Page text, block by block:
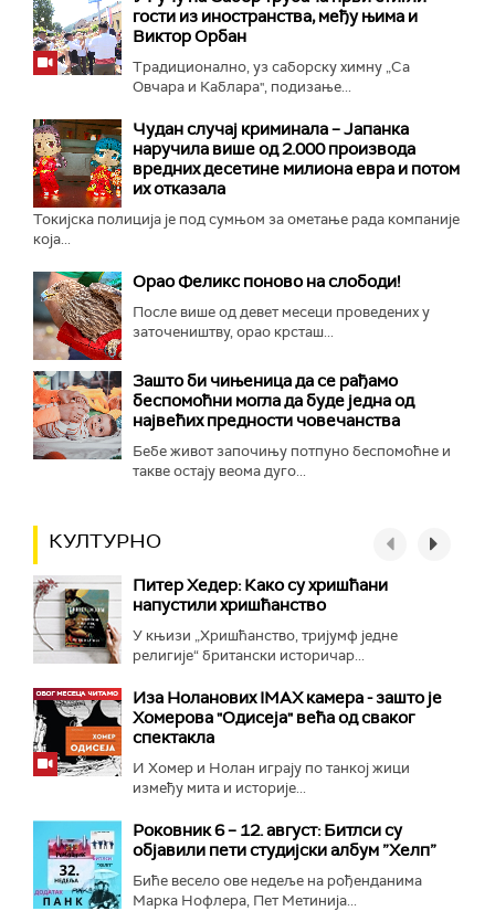
гости из иностранства, међу њима и
Виктор Орбан
Традиционално, уз саборску химну „Са
Овчара и Каблара", подизање...
Чудан случај криминала – Јапанка
наручила више од 2.000 производа
вредних десетине милиона евра и потом
их отказала
Токијска полиција је под сумњом за ометање рада компаније
која...
Орао Феликс поново на слободи!
После више од девет месеци проведених у
заточеништву, орао крсташ...
Зашто би чињеница да се рађамо
беспомоћни могла да буде једна од
највећих предности човечанства
Бебе живот започињу потпуно беспомоћне и
такве остају веома дуго...
КУЛТУРНО
Питер Хедер: Како су хришћани
напустили хришћанство
У књизи „Хришћанство, тријумф једне
религије“ британски историчар...
Иза Ноланових IMAX камера - зашто је
Хомерова "Одисеја" већа од сваког
спектакла
И Хомер и Нолан играју по танкој жици
између мита и историје...
Роковник 6 – 12. август: Битлси су
објавили пети студијски албум ”Хелп”
Биће весело ове недеље на рођенданима
Марка Нофлера, Пет Метинија...